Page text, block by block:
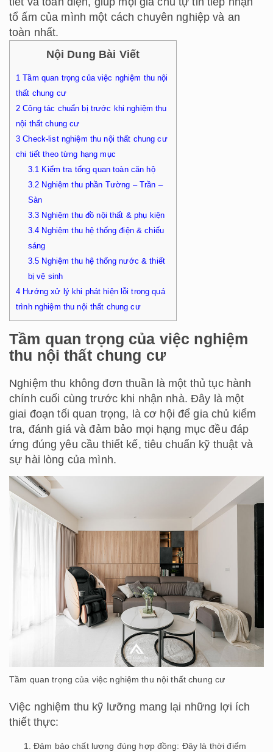
tổ ấm của mình một cách chuyên nghiệp và an
toàn nhất.
Nội Dung Bài Viết
1 Tầm quan trọng của việc nghiệm thu nội
thất chung cư
2 Công tác chuẩn bị trước khi nghiệm thu
nội thất chung cư
3 Check-list nghiệm thu nội thất chung cư
chi tiết theo từng hạng mục
3.1 Kiểm tra tổng quan toàn căn hộ
3.2 Nghiệm thu phần Tường – Trần –
Sàn
3.3 Nghiệm thu đồ nội thất & phụ kiện
3.4 Nghiệm thu hệ thống điện & chiếu
sáng
3.5 Nghiệm thu hệ thống nước & thiết
bị vệ sinh
4 Hướng xử lý khi phát hiện lỗi trong quá
trình nghiệm thu nội thất chung cư
Tầm quan trọng của việc nghiệm
thu nội thất chung cư
Nghiệm thu không đơn thuần là một thủ tục hành
chính cuối cùng trước khi nhận nhà. Đây là một
giai đoạn tối quan trọng, là cơ hội để gia chủ kiểm
tra, đánh giá và đảm bảo mọi hạng mục đều đáp
ứng đúng yêu cầu thiết kế, tiêu chuẩn kỹ thuật và
sự hài lòng của mình.
Tầm quan trọng của việc nghiệm thu nội thất chung cư
Việc nghiệm thu kỹ lưỡng mang lại những lợi ích
thiết thực:
Đảm bảo chất lượng đúng hợp đồng: Đây là thời điểm